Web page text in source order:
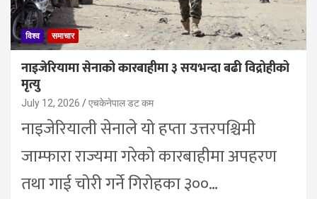
विश्व समाचार
नाइजेरियामा सेनाको कारबाहीमा ३ सयभन्दा बढी विद्रोहीको
मृत्यु
July 12, 2026 एचकेनेपाल डट कम
नाइजेरियाली सेनाले यो हप्ता उत्तरपश्चिमी
जाम्फारा राज्यमा गरेको कारबाहीमा अपहरण
तथा गाई चोरी गर्ने गिरोहका ३००…